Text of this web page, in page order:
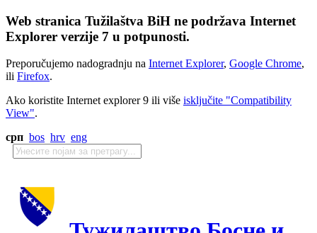
Web stranica Tužilaštva BiH ne podržava Internet
Explorer verzije 7 u potpunosti.
Preporučujemo nadogradnju na Internet Explorer, Google Chrome,
ili Firefox.
Ako koristite Internet explorer 9 ili više isključite "Compatibility
View".
срп bos hrv eng